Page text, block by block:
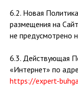
6.2. Новая
размещения на
не предусмотрено
6.3. Действующая
«Интернет» по
https://expert-